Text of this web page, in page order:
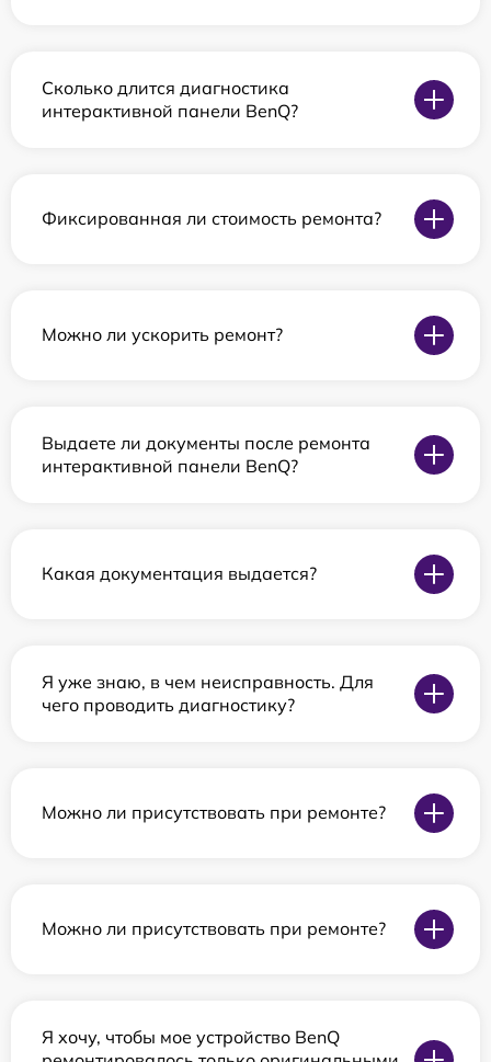
Сколько длится диагностика
интерактивной панели BenQ?
Фиксированная ли стоимость ремонта?
Можно ли ускорить ремонт?
Выдаете ли документы после ремонта
интерактивной панели BenQ?
Какая документация выдается?
Я уже знаю, в чем неисправность. Для
чего проводить диагностику?
Можно ли присутствовать при ремонте?
Можно ли присутствовать при ремонте?
Я хочу, чтобы мое устройство BenQ